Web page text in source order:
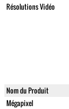
Résolutions Vidéo
Nom du Produit
Mégapixel